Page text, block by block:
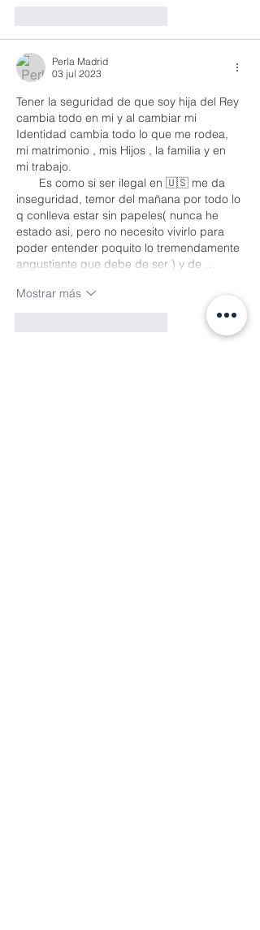
Perla Madrid
03 jul 2023
Tener la seguridad de que soy hija del Rey
cambia todo en mi y al cambiar mi
Identidad cambia todo lo que me rodea,
mi matrimonio , mis Hijos , la familia y en
mi trabajo.
inseguridad, temor del mañana por todo lo
q conlleva estar sin papeles( nunca he
estado asi, pero no necesito vivirlo para
poder entender poquito lo tremendamente
angustiante que debe de ser ) y de …
Mostrar más